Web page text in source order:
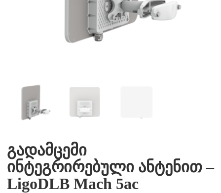
გადამცემი
ინტეგრირებული ანტენით –
LigoDLB Mach 5ac